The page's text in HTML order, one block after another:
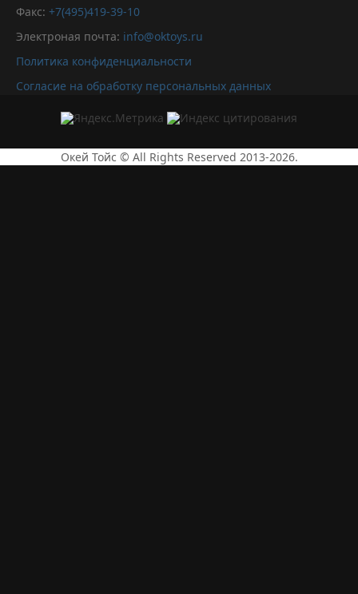
Факс: +7(495)419-39-10
Электроная почта: info@oktoys.ru
Политика конфиденциальности
Согласие на обработку персональных данных
Окей Тойс © All Rights Reserved 2013-2026.